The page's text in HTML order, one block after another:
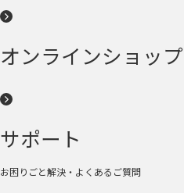
オンラインショップ
サポート
お困りごと解決・よくあるご質問